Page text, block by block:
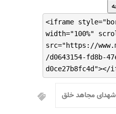
<iframe
width="100%"
src="https://
/d0643154-fd8b-
d0ce27b8fc4d"></
شهدای مجاهد خلق